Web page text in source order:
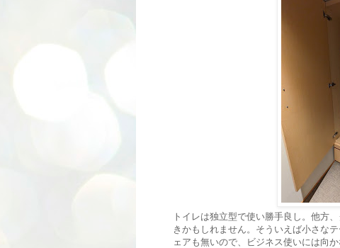
トイレは独立型で使い勝手良し。他方
きかもしれません。そういえば小さな
ェアも無いので、ビジネス使いには向